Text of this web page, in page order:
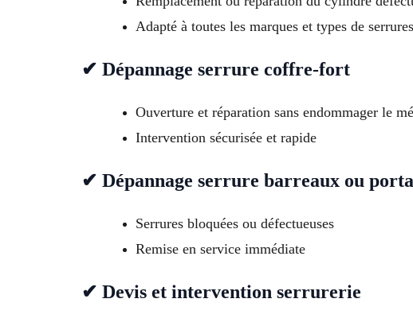
Adapté à toutes les marques et types de serrures
✔ Dépannage serrure coffre-fort
Ouverture et réparation sans endommager le
Intervention sécurisée et rapide
✔ Dépannage serrure barreaux ou
Serrures bloquées ou défectueuses
Remise en service immédiate
✔ Devis et intervention serrurerie